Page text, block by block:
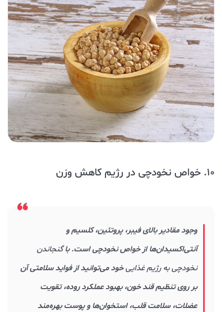
10. خواص نخودچی در رژیم کاهش وزن
وجود مقادیر بالای فیبر، پروتئین، کلسیم و
آنتی‌اکسیدان‌ها از خواص نخودچی است. باگنجاندن
نخودچی به رژیم غذاییخود می‌توانید از فواید سلامتی آن
بر روی تنظیم قند خون، بهبود عملکرد روده، تقویت
عضلات، سلامت قلب، استخوان‌ها و پوست بهره‌مند